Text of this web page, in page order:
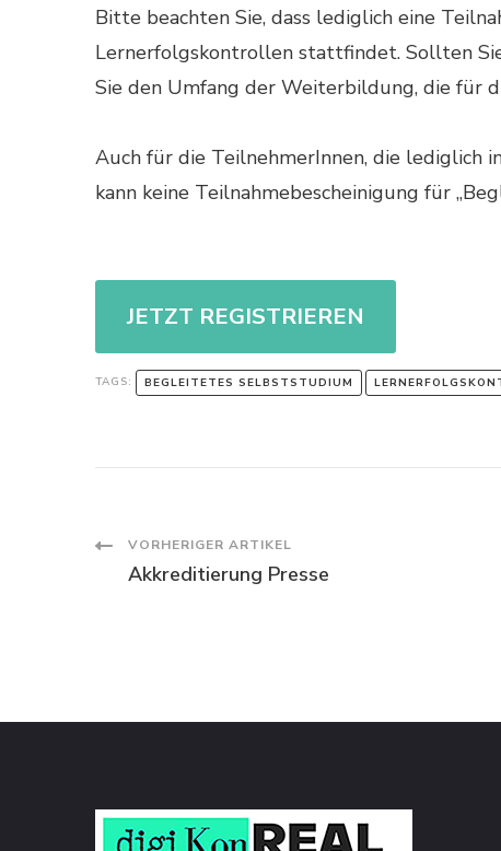
Bitte beachten Sie, dass lediglich eine
Lernerfolgskontrollen stattfindet. Sollten
Sie den Umfang der Weiterbildung, die für
Auch für die TeilnehmerInnen, die lediglich
kann keine Teilnahmebescheinigung für
JETZT REGISTRIEREN
TAGS: BEGLEITETES SELBSTSTUDIUM
Post
VORHERIGER ARTIKEL
Akkreditierung Presse